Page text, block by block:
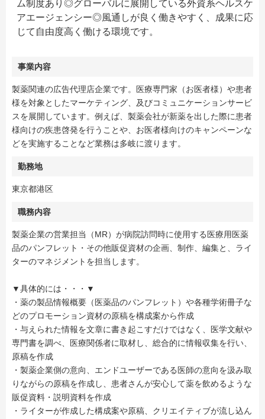
ム制度あり◎グローバルに展開している外資系ヘルスケ
アエージェンシー◎風通しが良く働きやすく、成果に応
じて自由度高く働ける環境です。
事業内容
製薬関連の広告代理店企業です。医療専門家（お医者様）や患者
様を対象としたマーケティング、及びコミュニケーションサービ
スを展開しています。例えば、製薬会社が新薬を出した際に患者
様向けの疾患啓発を行うことや、お医者様向けのキャンペーンな
どを実施することなど業務は多岐に渡ります。
勤務地
東京都港区
職務内容
製薬企業の営業担当（MR）が病院訪問時に使用する医療用医薬
品のパンフレット・その他販促資材の企画、制作、編集と、ライ
ターのマネジメントを担当します。
▼具体的には・・・▼
・薬の製品情報概要（医薬品のパンフレット）や各種学術冊子な
どのプロモーション資材の原稿を構成案から作成
・与えられた情報を文章に書き起こすだけではなく、医学文献や
専門書を調べ、医療関係者に取材し、総合的に情報収集を行い、
原稿を作成
・製薬企業側の意向、エンドユーザーである医師の意向を汲み取
りながらの原稿を作成し、患者さんが安心して薬を飲めるような
販促資料・説明資料を作成
・ライターが作成した構成案や原稿、クリエイティブが流し込ん